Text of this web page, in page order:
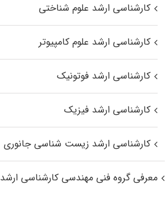
کارشناسی ارشد علوم شناختی
کارشناسی ارشد علوم کامپیوتر
کارشناسی ارشد فوتونیک
کارشناسی ارشد فیزیک
کارشناسی ارشد زیست‌ شناسی جانوری
معرفی گروه فنی مهندسی کارشناسی ارشد